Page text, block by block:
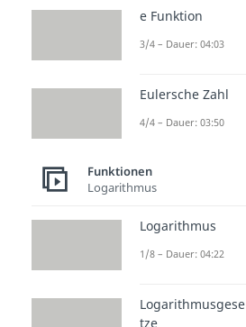
e Funktion
3/4 – Dauer: 04:03
Eulersche Zahl
4/4 – Dauer: 03:50
Funktionen
Logarithmus
Logarithmus
1/8 – Dauer: 04:22
Logarithmusgese
tze